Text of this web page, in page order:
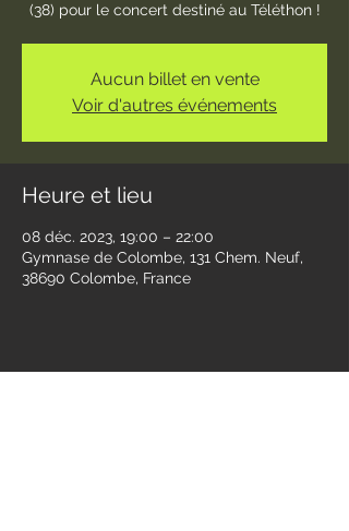
(38) pour le concert destiné au Téléthon !
Aucun billet en vente
Voir d'autres événements
Heure et lieu
08 déc. 2023, 19:00 – 22:00
Gymnase de Colombe, 131 Chem. Neuf,
38690 Colombe, France